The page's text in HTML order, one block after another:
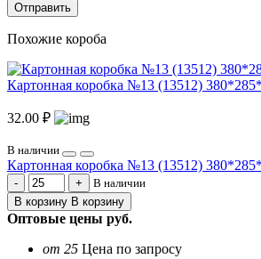
Отправить
Похожие короба
Картонная коробка №13 (13512)
32.00 ₽
В наличии
Картонная коробка №13 (13512)
В наличии
В корзину В корзину
Оптовые цены руб.
от 25 Цена по запросу